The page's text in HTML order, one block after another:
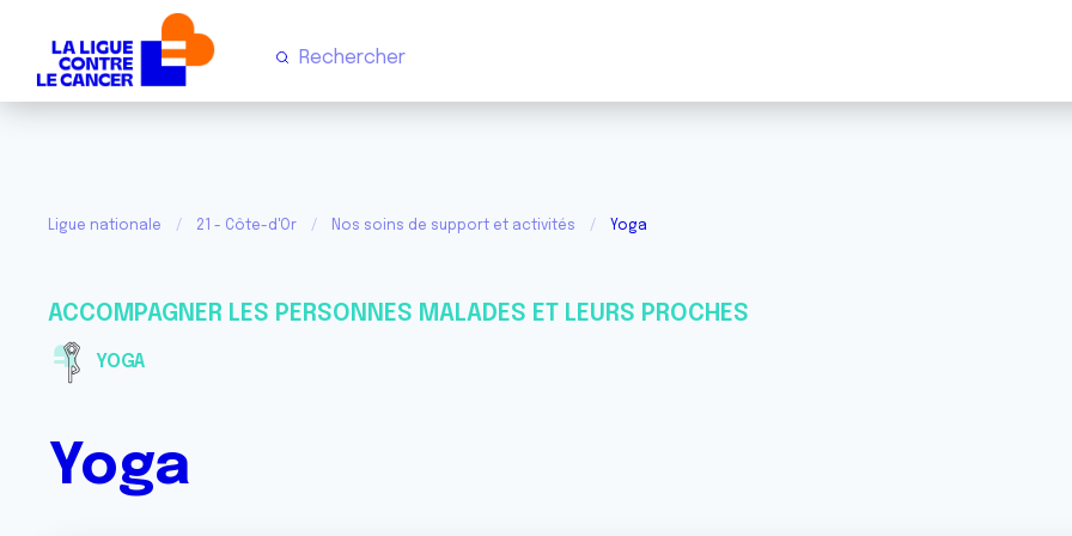
Ligue nationale 21 - Côte-d'Or Nos soins de support et activités Yoga
ACCOMPAGNER LES PERSONNES MALADES ET LEURS PROCHES
YOGA
Yoga